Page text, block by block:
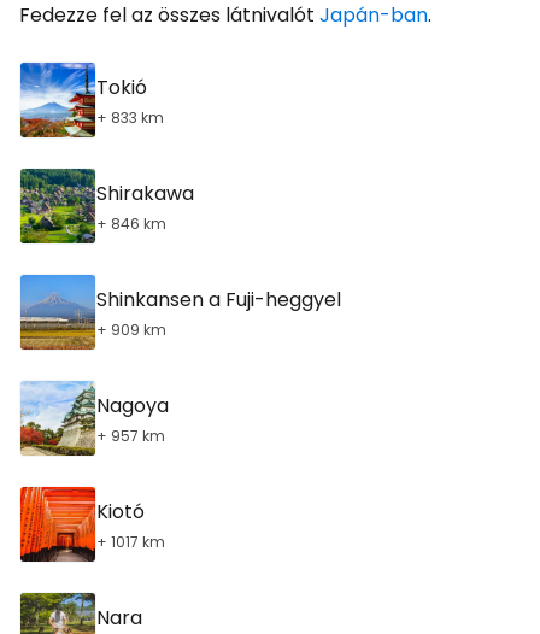
Fedezze fel az összes látnivalót Japán-ban.
Tokió
+ 833 km
Shirakawa
+ 846 km
Shinkansen a Fuji-heggyel
+ 909 km
Nagoya
+ 957 km
Kiotó
+ 1017 km
Nara